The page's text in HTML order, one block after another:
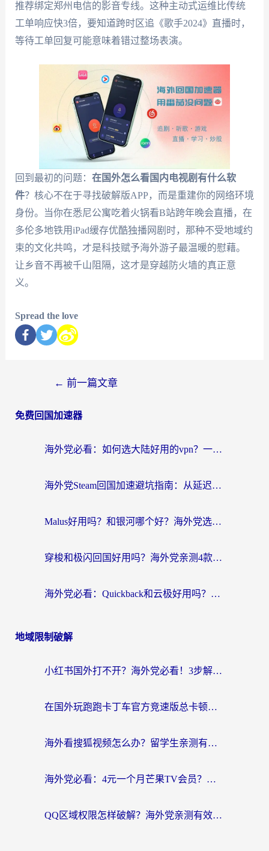
推荐绑定郑州电信的影音专线。这种主动式运维比传统
工单响应快3倍，要知道跨时区追《歌手2024》直播时，
等待工单回复可能意味着错过整场表演。
回到最初的问题： 在国外怎么看国内电视剧有什么软
件？核心不在于寻找破解版APP，而是重建你的网络环境
身份。当你在悉尼公寓吃着火锅看B站跨年晚会直播，在
多伦多地铁用iPad缓存优酷独播网剧时，那种不受地域约
束的文化共鸣，才是科技赋予海外游子最温暖的慰藉。
让乡音不再被千山阻隔，这才是穿越防火墙的真正意
义。
Spread the love
← 前一篇文章
免费回国加速器
海外党必看：如何选大陆好用的vpn？一篇解决你的回国访问难题
海外党Steam回国加速避坑指南：从延迟卡顿到无缝畅玩，我踩过的坑和最优解
Malus好用吗？和银河哪个好？海外党选回国加速器的避坑指南（附乌克兰玩国内游戏实测）
穿梭和极闪回国好用吗？海外党亲测4款加速器+1个隐藏宝藏
海外党必看：Quickback和云极好用吗？3招教你选对回国加速器（附PC端VPN实测对比）
地域限制破解
小红书国外打不开？海外党必看！3步解决国内影音、生活服务全畅通
在国外玩跑跑卡丁车官方竞速版总卡顿？这篇攻略帮你解决地区限制+低延迟难题
海外看搜狐视频怎么办？留学生亲测有效的回国加速器选择指南
海外党必看：4元一个月芒果TV会员？选对回国加速器就能实现！
QQ区域权限怎样破解？海外党亲测有效的回国加速方案（附看剧看电影神器推荐）